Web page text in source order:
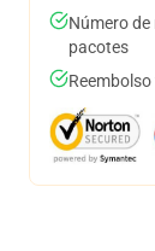
Número
pacotes